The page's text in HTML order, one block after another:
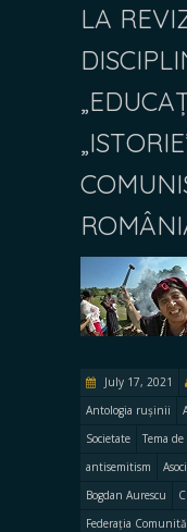
LA
July 17, 2021
Antologia rușinii
Societate
Tema
antisemitism
Bogdan Aurescu
Federația